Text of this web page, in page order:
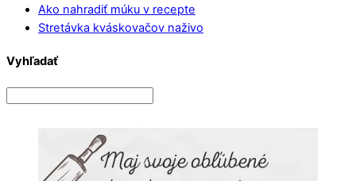
Ako nahradiť múku v recepte
Stretávka kváskovačov naživo
Vyhľadať